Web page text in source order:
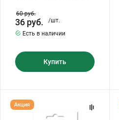
60руб.
36 руб.
/шт.
Есть в наличии
Купить
Семена
Лука
Акция